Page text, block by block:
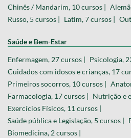
Chinês / Mandarim, 10 cursos |
Russo, 5 cursos |
Latim, 7 cursos |
Saúde e Bem-Estar
Enfermagem, 27 cursos |
Psicologia,
Cuidados com idosos e crianças, 17
Primeiros socorros, 10 cursos |
Farmacologia, 17 cursos |
Nutrição e
Exercícios Físicos, 11 cursos |
Saúde pública e Legislação, 5 cursos |
Biomedicina, 2 cursos |